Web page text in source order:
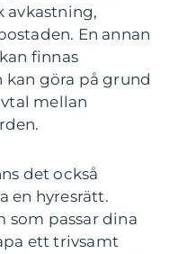
avkastning,
En annan
finnas
kan göra på grund
mellan
det också
en hyresrätt.
som passar dina
ett trivsamt